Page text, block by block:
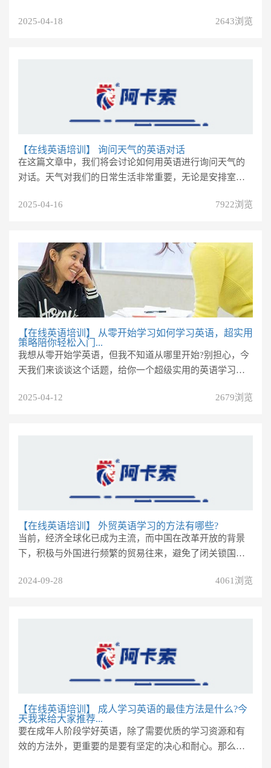
2025-04-18
2643浏览
【在线英语培训】 询问天气的英语对话
在这篇文章中，我们将会讨论如何用英语进行询问天气的
对话。天气对我们的日常生活非常重要，无论是安排室外
2025-04-16
7922浏览
【在线英语培训】
从零开始学习如何学习英语，超实用
策略陪你轻松入门...
我想从零开始学英语，但我不知道从哪里开始?别担心，今
天我们来谈谈这个话题，给你一个超级实用的英语学习策
2025-04-12
2679浏览
【在线英语培训】 外贸英语学习的方法有哪些?
当前，经济全球化已成为主流，而中国在改革开放的背景
下，积极与外国进行频繁的贸易往来，避免了闭关锁国的
2024-09-28
4061浏览
【在线英语培训】
成人学习英语的最佳方法是什么?今
天我来给大家推荐...
要在成年人阶段学好英语，除了需要优质的学习资源和有
效的方法外，更重要的是要有坚定的决心和耐心。那么，